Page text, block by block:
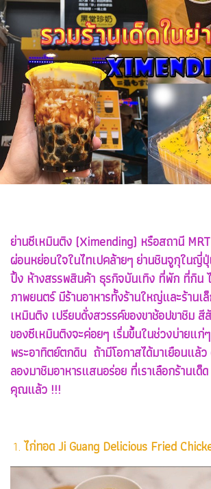
ย่านซีเหมินติง (Ximending) หรือสถานี
ผ่อนหย่อนใจในไทเปคล้ายๆ ย่านชินจูกุใน
ปิ้ง ห้างสรรพสินค้า ธุรกิจบันเทิง ที่พัก ที่กิน
ภาพยนตร์ มีร้านอาหารทั้งร้านใหญ่และร้านเ
เหมินติง เปรียบดั่งสวรรค์ของขาช้อปขาชิม
ของซีเหมินติงจะค่อยๆ เริ่มขึ้นในช่วงบ่ายแก่
พระอาทิตย์ตกดิน ถ้ามีโอกาสได้มาเยือนแล้
ลองมาชิมอาหารแสนอร่อย ที่เราเลือกร้านเด็
คุณแล้ว !!!
1.ไก่ทอด Ji Guang Delicious Fried